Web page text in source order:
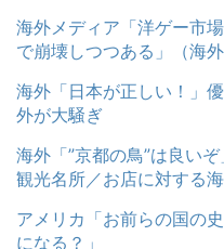
海外メディア「洋ゲー市
で崩壊しつつある」（海外
海外「日本が正しい！」
外が大騒ぎ
海外「”京都の鳥”は良い
観光名所／お店に対する
アメリカ「お前らの国の
になる？」